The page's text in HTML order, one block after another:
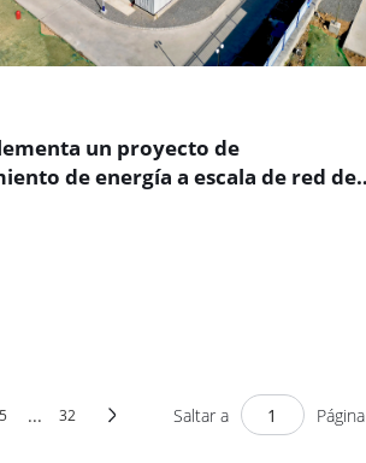
un proyecto de
de energía a escala de red de
5 ... 32 Saltar a Página